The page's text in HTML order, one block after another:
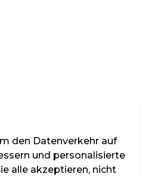
den Datenverkehr auf
und personalisierte
alle akzeptieren, nicht